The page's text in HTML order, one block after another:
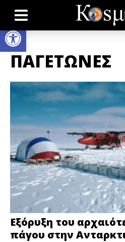
Open toolbar
ΠΑΓΕΤΩΝΕΣ
Εξόρυξη του
πάγου στην